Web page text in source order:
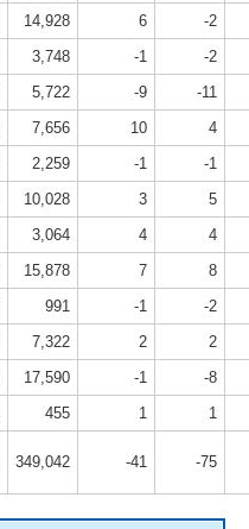
14,928 6
-2
3,748 -1
-2
5,722 -9
-11
7,656 10
4
2,259 -1
-1
10,028 3
5
3,064 4
4
15,878 7
8
991 -1
-2
7,322 2
2
17,590 -1
-8
455 1
1
349,042 -41 -75